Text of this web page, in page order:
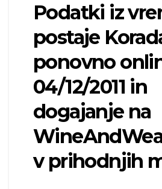
Podatki iz
postaje
ponovno
04/12/2011 in
dogajanje na
v prihodnjih